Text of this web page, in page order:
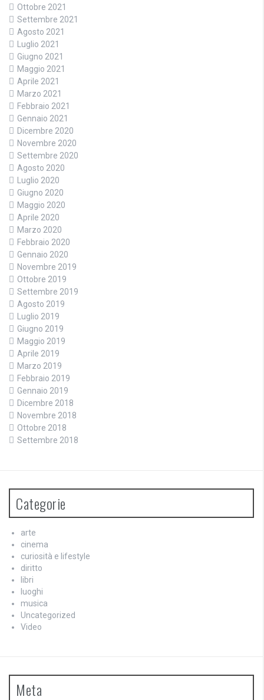
Ottobre 2021
Settembre 2021
Agosto 2021
Luglio 2021
Giugno 2021
Maggio 2021
Aprile 2021
Marzo 2021
Febbraio 2021
Gennaio 2021
Dicembre 2020
Novembre 2020
Settembre 2020
Agosto 2020
Luglio 2020
Giugno 2020
Maggio 2020
Aprile 2020
Marzo 2020
Febbraio 2020
Gennaio 2020
Novembre 2019
Ottobre 2019
Settembre 2019
Agosto 2019
Luglio 2019
Giugno 2019
Maggio 2019
Aprile 2019
Marzo 2019
Febbraio 2019
Gennaio 2019
Dicembre 2018
Novembre 2018
Ottobre 2018
Settembre 2018
Categorie
arte
cinema
curiosità e lifestyle
diritto
libri
luoghi
musica
Uncategorized
Video
Meta